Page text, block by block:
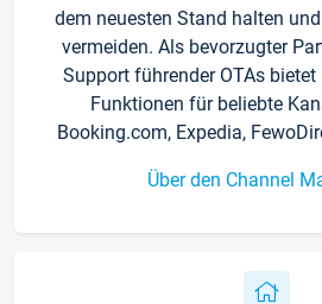
dem neuesten Stand halten
vermeiden. Als bevorzugter
Support führender OTAs
Funktionen für beliebte
Booking.com, Expedia,
Über den Channel